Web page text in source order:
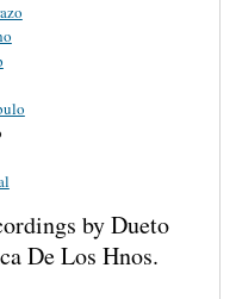
by Dueto
De Los Hnos.